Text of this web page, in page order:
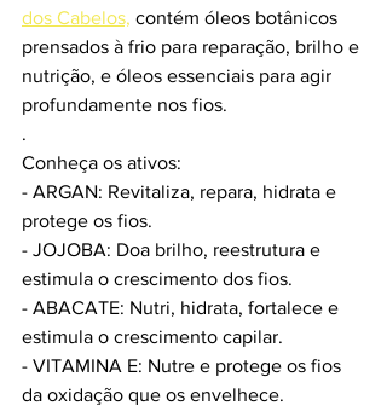
dos Cabelos, contém óleos botânicos
prensados à frio para reparação, brilho e
nutrição, e óleos essenciais para agir
profundamente nos fios.
.
Conheça os ativos:
- ARGAN: Revitaliza, repara, hidrata e
protege os fios.
- JOJOBA: Doa brilho, reestrutura e
estimula o crescimento dos fios.
- ABACATE: Nutri, hidrata, fortalece e
estimula o crescimento capilar.
- VITAMINA E: Nutre e protege os fios
da oxidação que os envelhece.